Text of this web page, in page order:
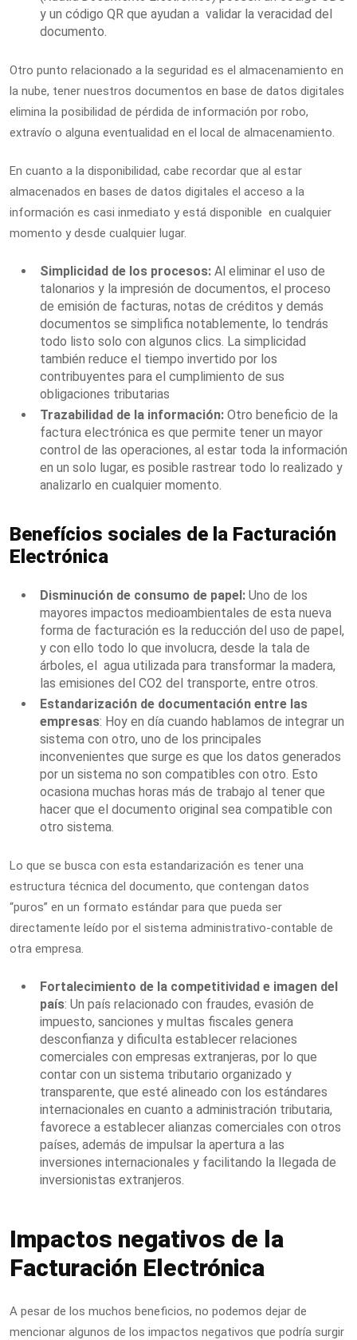
y un código QR que ayudan a validar la veracidad del
documento.
Otro punto relacionado a la seguridad es el almacenamiento en
la nube, tener nuestros documentos en base de datos digitales
elimina la posibilidad de pérdida de información por robo,
extravío o alguna eventualidad en el local de almacenamiento.
En cuanto a la disponibilidad, cabe recordar que al estar
almacenados en bases de datos digitales el acceso a la
información es casi inmediato y está disponible en cualquier
momento y desde cualquier lugar.
Simplicidad de los procesos: Al eliminar el uso de
talonarios y la impresión de documentos, el proceso
de emisión de facturas, notas de créditos y demás
documentos se simplifica notablemente, lo tendrás
todo listo solo con algunos clics. La simplicidad
también reduce el tiempo invertido por los
contribuyentes para el cumplimiento de sus
obligaciones tributarias
Trazabilidad de la información: Otro beneficio de la
factura electrónica es que permite tener un mayor
control de las operaciones, al estar toda la información
en un solo lugar, es posible rastrear todo lo realizado y
analizarlo en cualquier momento.
Benefícios sociales de la Facturación
Electrónica
Disminución de consumo de papel: Uno de los
mayores impactos medioambientales de esta nueva
forma de facturación es la reducción del uso de papel,
y con ello todo lo que involucra, desde la tala de
árboles, el agua utilizada para transformar la madera,
las emisiones del CO2 del transporte, entre otros.
Estandarización de documentación entre las
empresas: Hoy en día cuando hablamos de integrar un
sistema con otro, uno de los principales
inconvenientes que surge es que los datos generados
por un sistema no son compatibles con otro. Esto
ocasiona muchas horas más de trabajo al tener que
hacer que el documento original sea compatible con
otro sistema.
Lo que se busca con esta estandarización es tener una
estructura técnica del documento, que contengan datos
“puros” en un formato estándar para que pueda ser
directamente leído por el sistema administrativo-contable de
otra empresa.
Fortalecimiento de la competitividad e imagen del
país: Un país relacionado con fraudes, evasión de
impuesto, sanciones y multas fiscales genera
desconfianza y dificulta establecer relaciones
comerciales con empresas extranjeras, por lo que
contar con un sistema tributario organizado y
transparente, que esté alineado con los estándares
internacionales en cuanto a administración tributaria,
favorece a establecer alianzas comerciales con otros
países, además de impulsar la apertura a las
inversiones internacionales y facilitando la llegada de
inversionistas extranjeros.
Impactos negativos de la
Facturación Electrónica
A pesar de los muchos beneficios, no podemos dejar de
mencionar algunos de los impactos negativos que podría surgir